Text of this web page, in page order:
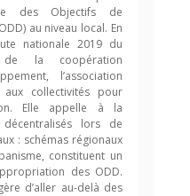
des Objectifs de
au niveau local. En
nationale 2019 du
de la coopération
l’association
collectivités pour
Elle appelle à la
lors de
: schémas régionaux
constituent un
des ODD.
d’aller au-delà des